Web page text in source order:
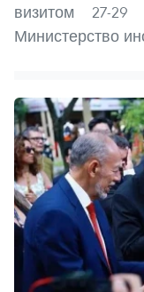
визитом 27-
Министерство